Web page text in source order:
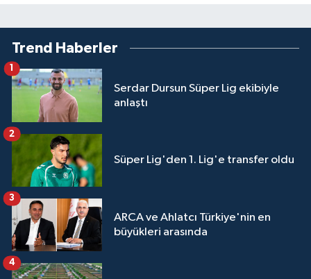
Trend Haberler
Serdar Dursun Süper Lig ekibiyle
anlaştı
Süper Lig'den 1. Lig'e transfer oldu
2
ARCA ve Ahlatcı Türkiye'nin en
büyükleri arasında
3
4